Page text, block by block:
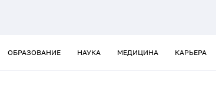
ОБРАЗОВАНИЕ НАУКА МЕДИЦИНА КАРЬЕРА